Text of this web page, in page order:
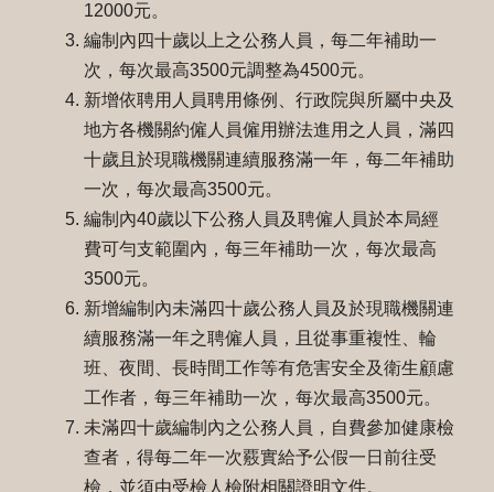
12000元。
編制內四十歲以上之公務人員，每二年補助一
次，每次最高3500元調整為4500元。
新增依聘用人員聘用條例、行政院與所屬中央及
地方各機關約僱人員僱用辦法進用之人員，滿四
十歲且於現職機關連續服務滿一年，每二年補助
一次，每次最高3500元。
編制內40歲以下公務人員及聘僱人員於本局經
費可勻支範圍內，每三年補助一次，每次最高
3500元。
新增編制內未滿四十歲公務人員及於現職機關連
續服務滿一年之聘僱人員，且從事重複性、輪
班、夜間、長時間工作等有危害安全及衛生顧慮
工作者，每三年補助一次，每次最高3500元。
未滿四十歲編制內之公務人員，自費參加健康檢
查者，得每二年一次覈實給予公假一日前往受
檢，並須由受檢人檢附相關證明文件。